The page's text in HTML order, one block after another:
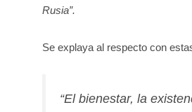
Rusia”.
Se explaya al respecto con
“El bienestar, la